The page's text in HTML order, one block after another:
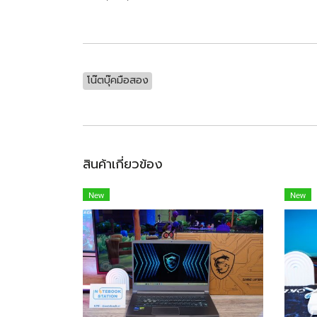
โน๊ตบุ๊คมือสอง
สินค้าเกี่ยวข้อง
New New